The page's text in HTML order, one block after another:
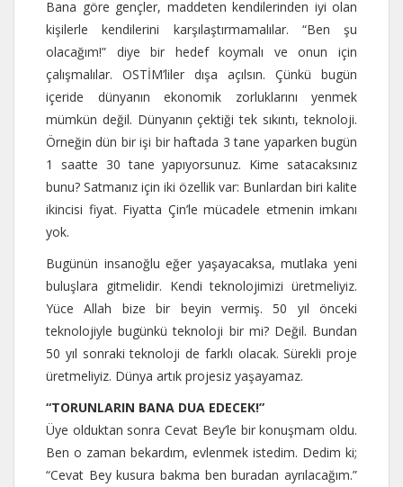
Bana göre gençler, maddeten kendilerinden iyi olan
kişilerle kendilerini karşılaştırmamalılar. “Ben şu
olacağım!” diye bir hedef koymalı ve onun için
çalışmalılar. OSTİM’liler dışa açılsın. Çünkü bugün
içeride dünyanın ekonomik zorluklarını yenmek
mümkün değil. Dünyanın çektiği tek sıkıntı, teknoloji.
Örneğin dün bir işi bir haftada 3 tane yaparken bugün
1 saatte 30 tane yapıyorsunuz. Kime satacaksınız
bunu? Satmanız için iki özellik var: Bunlardan biri kalite
ikincisi fiyat. Fiyatta Çin’le mücadele etmenin imkanı
yok.
Bugünün insanoğlu eğer yaşayacaksa, mutlaka yeni
buluşlara gitmelidir. Kendi teknolojimizi üretmeliyiz.
Yüce Allah bize bir beyin vermiş. 50 yıl önceki
teknolojiyle bugünkü teknoloji bir mi? Değil. Bundan
50 yıl sonraki teknoloji de farklı olacak. Sürekli proje
üretmeliyiz. Dünya artık projesiz yaşayamaz.
“TORUNLARIN BANA DUA EDECEK!”
Üye olduktan sonra Cevat Bey’le bir konuşmam oldu.
Ben o zaman bekardım, evlenmek istedim. Dedim ki;
“Cevat Bey kusura bakma ben buradan ayrılacağım.”